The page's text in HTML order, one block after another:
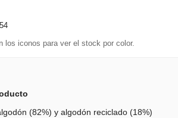
los iconos para ver el stock por color.
(82%) y algodón reciclado (18%)